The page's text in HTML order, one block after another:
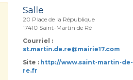
Salle
20 Place de la République
17410 Saint-Martin de Ré
Courriel :
st.martin.de.re@mairie17.com
Site : http://www.saint-martin-de-
re.fr